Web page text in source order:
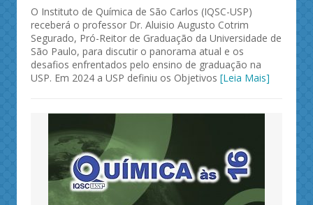
O Instituto de Química de São Carlos (IQSC-USP)
receberá o professor Dr. Aluisio Augusto Cotrim
Segurado, Pró-Reitor de Graduação da Universidade de
São Paulo, para discutir o panorama atual e os
desafios enfrentados pelo ensino de graduação na
USP. Em 2024 a USP definiu os Objetivos [Leia Mais]